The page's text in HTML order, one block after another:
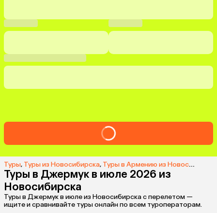
Туры, Туры из Новосибирска, Туры в Армению из Новосибирска
Туры в Джермук в июле 2026 из
Новосибирска
Туры в Джермук в июле из Новосибирска с перелетом —
ищите и сравнивайте туры онлайн по всем туроператорам.